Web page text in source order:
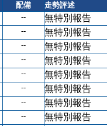
配備
走勢評述
-- 無特別報告
-- 無特別報告
-- 無特別報告
-- 無特別報告
-- 無特別報告
-- 無特別報告
-- 無特別報告
-- 無特別報告